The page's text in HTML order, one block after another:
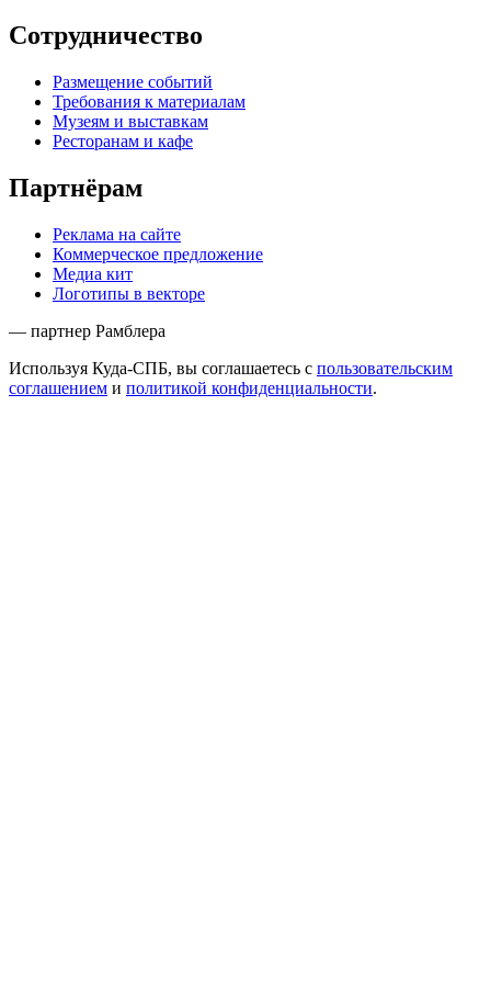
Сотрудничество
Размещение событий
Требования к материалам
Музеям и выставкам
Ресторанам и кафе
Партнёрам
Реклама на сайте
Коммерческое предложение
Медиа кит
Логотипы в векторе
— партнер Рамблера
Используя Куда-СПБ, вы соглашаетесь с пользовательским
соглашением и политикой конфиденциальности.